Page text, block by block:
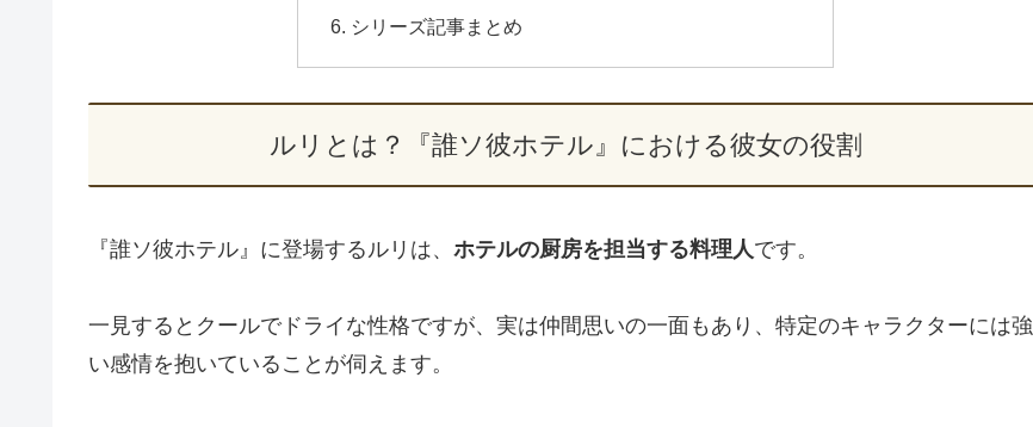
シリーズ記事まとめ
ルリとは？『誰ソ彼ホテル』における彼女の役割
『誰ソ彼ホテル』に登場するルリは、 ホテルの厨房を担当する料理人です。
一見するとクールでドライな性格ですが、実は仲間思いの一面もあり、特定のキャラクターには強
い感情を抱いていることが伺えます。